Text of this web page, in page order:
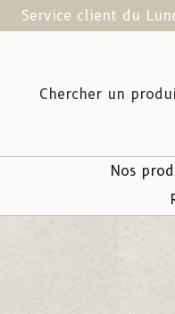
Service client du
Chercher un
Nos